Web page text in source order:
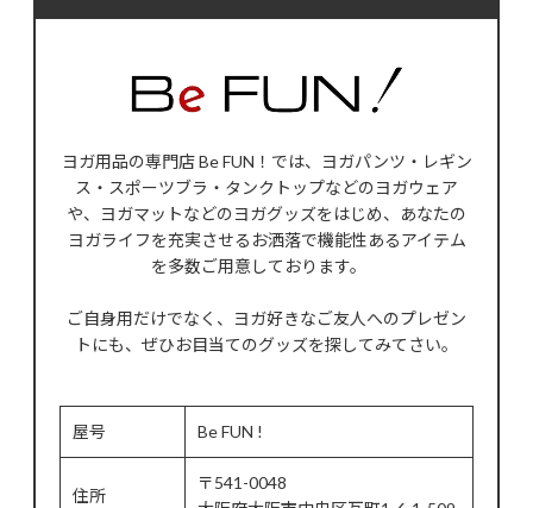
ヨガ用品の専門店 Be FUN！では、ヨガパンツ・レギン
ス・スポーツブラ・タンクトップなどのヨガウェア
や、ヨガマットなどのヨガグッズをはじめ、あなたの
ヨガライフを充実させるお洒落で機能性あるアイテム
を多数ご用意しております。
ご自身用だけでなく、ヨガ好きなご友人へのプレゼン
トにも、ぜひお目当てのグッズを探してみてさい。
屋号 Be FUN !
住所
〒541-0048